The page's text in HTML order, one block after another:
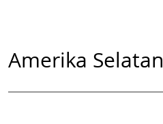
Amerika Selatan